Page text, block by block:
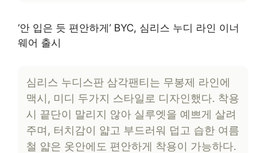
‘안 입은 듯 편안하게’ BYC, 심리스 누디 라인 이너
웨어 출시
심리스 누디스판 삼각팬티는 무봉제 라인에
맥시, 미디 두가지 스타일로 디자인했다. 착용
시 끝단이 말리지 않아 실루엣을 예쁘게 살려
주며, 터치감이 얇고 부드러워 덥고 습한 여름
철 얇은 옷안에도 편안하게 착용이 가능하다.